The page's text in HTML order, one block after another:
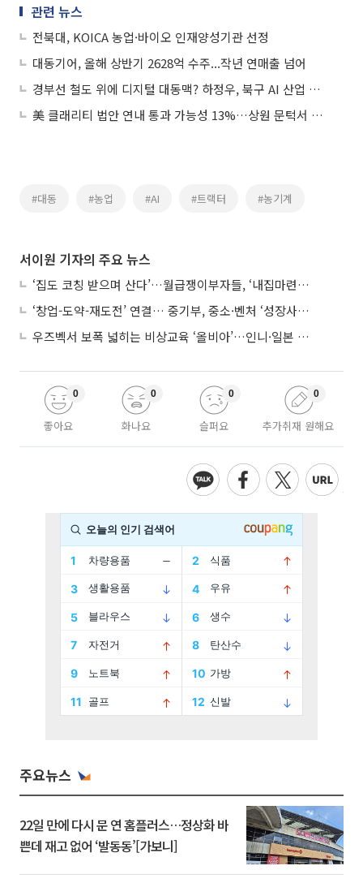
관련 뉴스
전북대, KOICA 농업·바이오 인재양성기관 선정
대동기어, 올해 상반기 2628억 수주...작년 연매출 넘어
경부선 철도 위에 디지털 대동맥? 하정우, 북구 AI 산업 육성 공약 내놔
美 클래리티 법안 연내 통과 가능성 13%…상원 문턱서 제동
#대동 #농업 #AI #트랙터 #농기계
서이원 기자의 주요 뉴스
‘집도 코칭 받으며 산다’…월급쟁이부자들, ‘내집마련’ 신청 증가세
‘창업-도약-재도전’ 연결… 중기부, 중소·벤처 ‘성장사다리’ 짓는다
우즈벡서 보폭 넓히는 비상교육 ‘올비아’…인니·일본 진출 타진
좋아요
0
화나요
0
슬퍼요
0
추가취재 원해요
0
주요뉴스
22일 만에 다시 문 연 홈플러스…정상화 바
쁜데 재고 없어 ‘발동동’[가보니]